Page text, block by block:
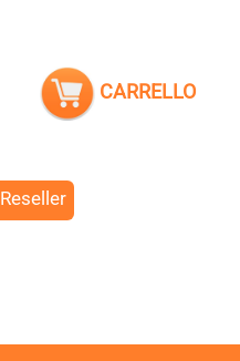
CARRELLO
Reseller